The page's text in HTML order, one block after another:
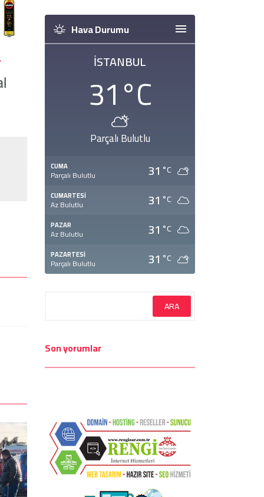
Hava Durumu
İSTANBUL
31°C
Parçalı Bulutlu
CUMA
Parçalı Bulutlu 31 °C
CUMARTESI
Az Bulutlu 31 °C
PAZAR
Az Bulutlu 31 °C
PAZARTESI
Parçalı Bulutlu 31 °C
Son yorumlar